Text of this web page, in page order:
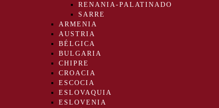
RENANIA-PALATINADO
SARRE
ARMENIA
AUSTRIA
BÉLGICA
BULGARIA
CHIPRE
CROACIA
ESCOCIA
ESLOVAQUIA
ESLOVENIA